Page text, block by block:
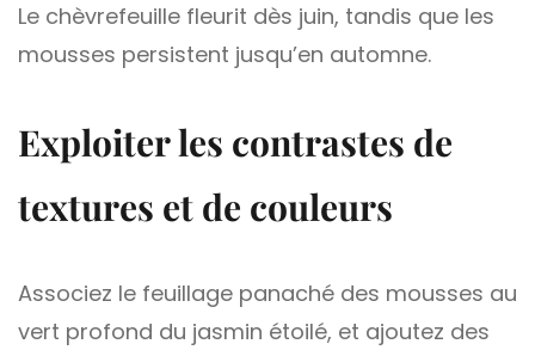
Le chèvrefeuille fleurit dès juin, tandis que les
mousses persistent jusqu’en automne.
Exploiter les contrastes de
textures et de couleurs
Associez le feuillage panaché des mousses au
vert profond du jasmin étoilé, et ajoutez des